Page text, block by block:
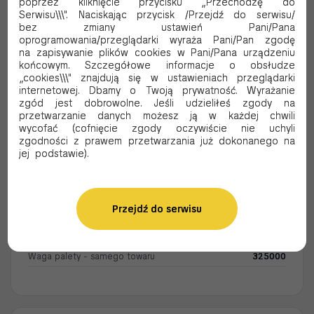
3535PB
69.70 PLN Brutto
Dodaj do koszyka
KARTON PIZZA ŚCIĘTY SZARY
42/42/4 A100
4242SS
dostawy
40/40/4 A100
4040SS
Opakowanie
Ilość sztuk w opakowaniu
1000
Waga produktu bez opakowania (gram)
5000
Karton
Ilość opakowań w kartonie
1
Ilość sztuk w kartonie
1000
Waga kartonu w gramach (gram)
Ilość kartonów na palecie
Waga palety - samego towaru
325000
Serwisu\\\". Naciskając przycisk /Przejdź do serwisu/
bez zmiany ustawień Pani/Pana
oprogramowania/przeglądarki wyraża Pani/Pan zgodę
na zapisywanie plików cookies w Pani/Pana urządzeniu
końcowym. Szczegółowe informacje o obsłudze
„cookies\\\" znajdują się w ustawieniach przeglądarki
internetowej. Dbamy o Twoją prywatność. Wyrażanie
zgód jest dobrowolne. Jeśli udzieliłeś zgody na
przetwarzanie danych możesz ją w każdej chwili
wycofać (cofnięcie zgody oczywiście nie uchyli
zgodności z prawem przetwarzania już dokonanego na
jej podstawie).
Przejdź do serwisu